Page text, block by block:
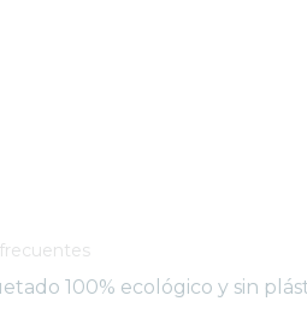
100% ecológico y sin